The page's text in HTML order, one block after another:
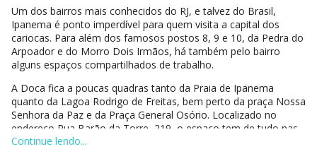
Um dos bairros mais conhecidos do RJ, e talvez do Brasil,
Ipanema é ponto imperdível para quem visita a capital dos
cariocas. Para além dos famosos postos 8, 9 e 10, da Pedra do
Arpoador e do Morro Dois Irmãos, há também pelo bairro
alguns espaços compartilhados de trabalho.
A Doca fica a poucas quadras tanto da Praia de Ipanema
quanto da Lagoa Rodrigo de Freitas, bem perto da praça Nossa
Senhora da Paz e da Praça General Osório. Localizado no
endereço Rua Barão da Torre, 219, o espaço tem de tudo nas
redondezas, facilitando a vida dos coworkers. Dá para dar
Continue lendo...